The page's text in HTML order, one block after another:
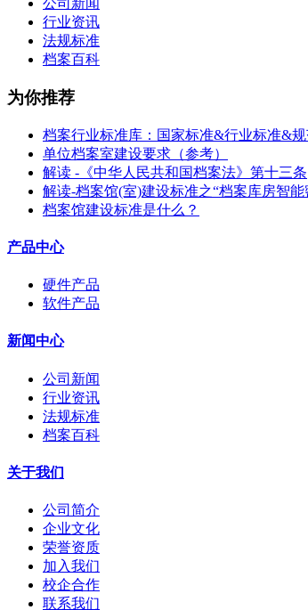
公司新闻
行业资讯
法规标准
档案百科
为你推荐
档案行业标准库：国家标准&行业标准&规
单位档案室建设要求（参考）
解读 -《中华人民共和国档案法》第十三条
解读-档案馆(室)建设标准之“档案库房智能
档案馆建设标准是什么？
产品中心
硬件产品
软件产品
新闻中心
公司新闻
行业资讯
法规标准
档案百科
关于我们
公司简介
企业文化
荣誉资质
加入我们
校企合作
联系我们